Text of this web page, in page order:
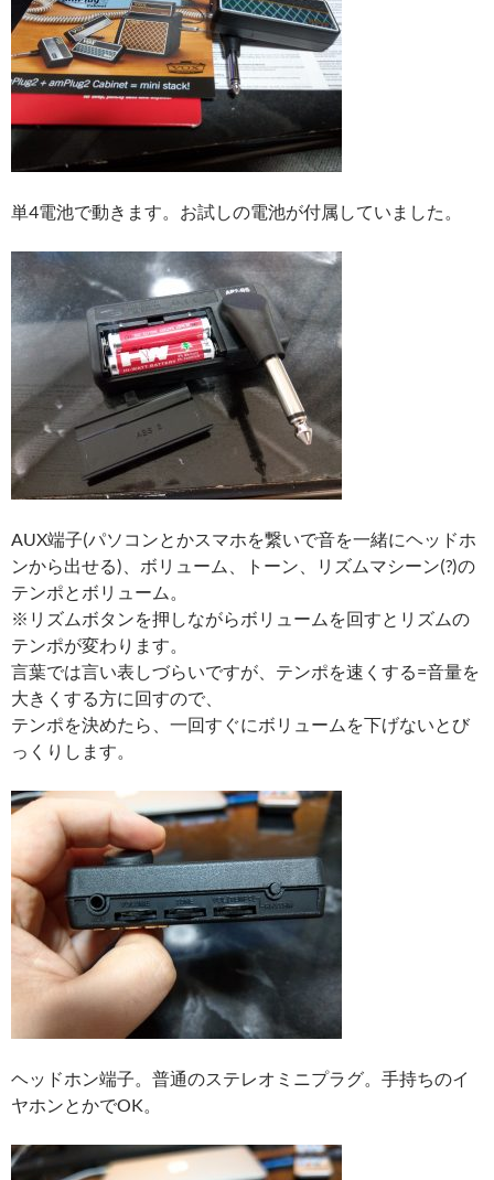
単4電池で動きます。お試しの電池が付属していました。
AUX端子(パソコンとかスマホを繋いで音を一緒にヘッドホ
ンから出せる)、ボリューム、トーン、リズムマシーン(?)の
テンポとボリューム。
※リズムボタンを押しながらボリュームを回すとリズムの
テンポが変わります。
言葉では言い表しづらいですが、テンポを速くする=音量を
大きくする方に回すので、
テンポを決めたら、一回すぐにボリュームを下げないとび
っくりします。
ヘッドホン端子。普通のステレオミニプラグ。手持ちのイ
ヤホンとかでOK。